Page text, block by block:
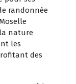
randonnée
nature
les
des